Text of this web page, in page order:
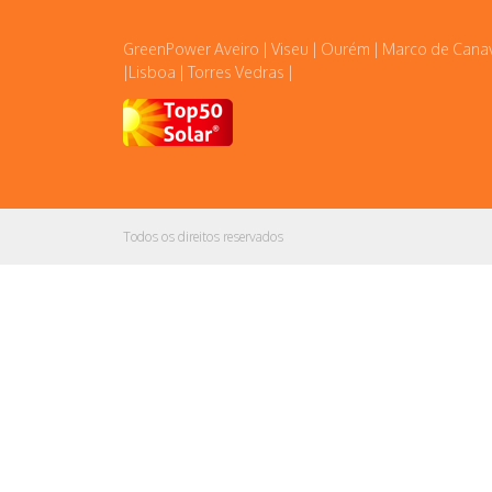
GreenPower Aveiro | Viseu | Ourém | Marco de
|Lisboa | Torres Vedras |
Todos os direitos reservados